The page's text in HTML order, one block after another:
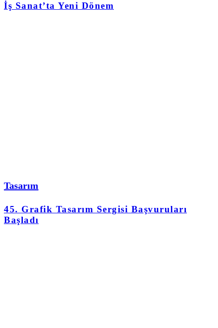
İş Sanat’ta Yeni Dönem
Tasarım
45. Grafik Tasarım Sergisi Başvuruları
Başladı